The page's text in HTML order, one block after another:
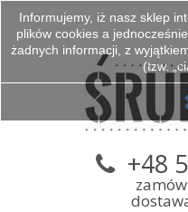
+48
Informujemy, iż nasz sklep
plików cookies a
żadnych informacji, z
(tzw.